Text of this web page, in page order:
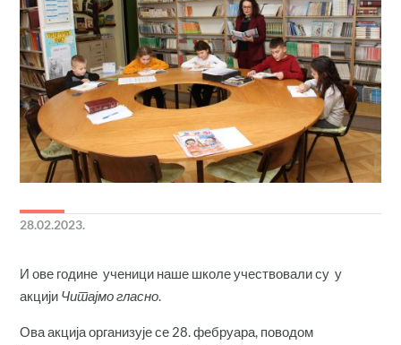
28.02.2023.
И ове године ученици наше школе учествовали су у
акцији Читајмо гласно.
Ова акција организује се 28. фебруара, поводом